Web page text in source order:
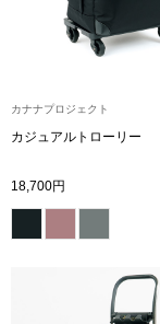
ン雑貨
カナナプロジェクト
カジュアルトローリー
18,700円